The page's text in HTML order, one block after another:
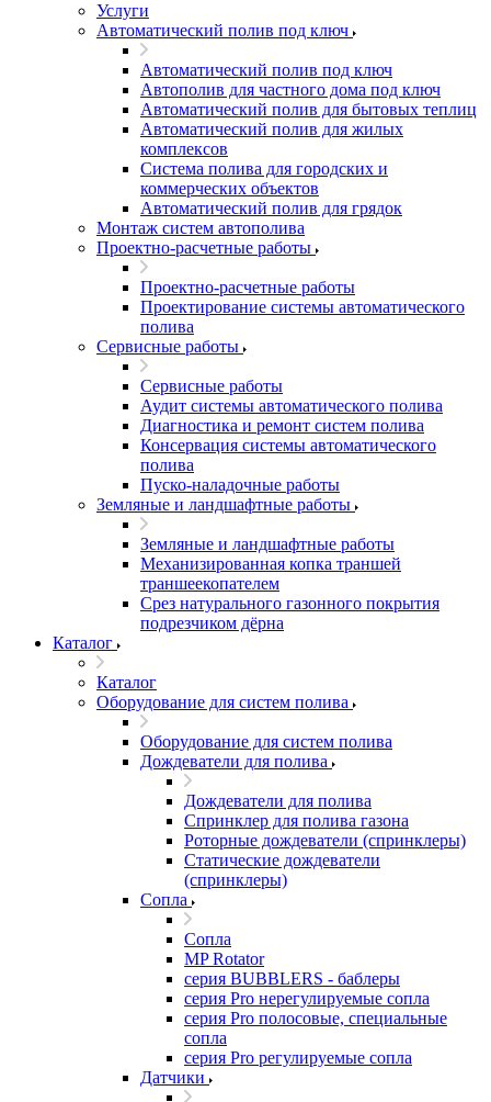
Услуги
Автоматический полив под ключ
Автоматический полив под ключ
Автополив для частного дома под ключ
Автоматический полив для бытовых теплиц
Автоматический полив для жилых
комплексов
Система полива для городских и
коммерческих объектов
Автоматический полив для грядок
Монтаж систем автополива
Проектно-расчетные работы
Проектно-расчетные работы
Проектирование системы автоматического
полива
Сервисные работы
Сервисные работы
Аудит системы автоматического полива
Диагностика и ремонт систем полива
Консервация системы автоматического
полива
Пуско-наладочные работы
Земляные и ландшафтные работы
Земляные и ландшафтные работы
Механизированная копка траншей
траншеекопателем
Срез натурального газонного покрытия
подрезчиком дёрна
Каталог
Каталог
Оборудование для систем полива
Оборудование для систем полива
Дождеватели для полива
Дождеватели для полива
Cпринклер для полива газона
Роторные дождеватели (спринклеры)
Статические дождеватели
(спринклеры)
Сопла
Сопла
MP Rotator
серия BUBBLERS - баблеры
серия Pro нерегулируемые сопла
серия Pro полосовые, специальные
сопла
серия Pro регулируемые сопла
Датчики